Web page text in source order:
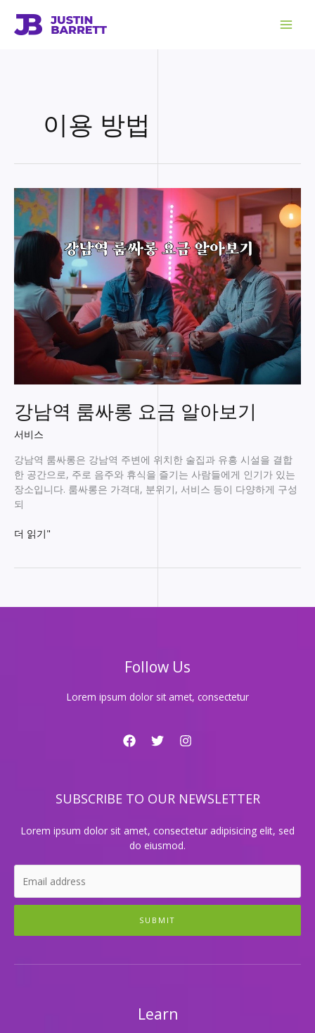
이용 방법
강남역 룸싸롱 요금 알아보기
서비스
강남역 룸싸롱은 강남역 주변에 위치한 술집과 유흥 시설을 결합
한 공간으로, 주로 음주와 휴식을 즐기는 사람들에게 인기가 있는
장소입니다. 룸싸롱은 가격대, 분위기, 서비스 등이 다양하게 구성
되
강
롱
더 읽기"
Follow Us
Lorem ipsum dolor sit amet, consectetur
SUBSCRIBE TO OUR NEWSLETTER
Lorem ipsum dolor sit amet, consectetur adipisicing elit, sed
do eiusmod.
SUBMIT
Learn